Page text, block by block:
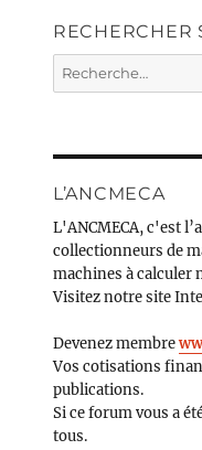
RECHERCHER
Recherche
pour :
L’ANCMECA
L'ANCMECA, c'est
collectionneurs de
machines à calculer
Visitez notre site
Devenez membre
Vos cotisations
publications.
Si ce forum vous a
tous.